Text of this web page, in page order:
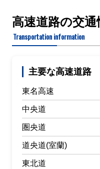
高速道路の交通
Transportation information
主要な高速道路
東名高速
中央道
圏央道
道央道(室蘭)
東北道